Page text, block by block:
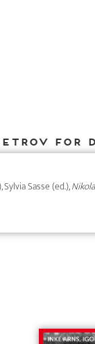
for
Sasse (ed.),